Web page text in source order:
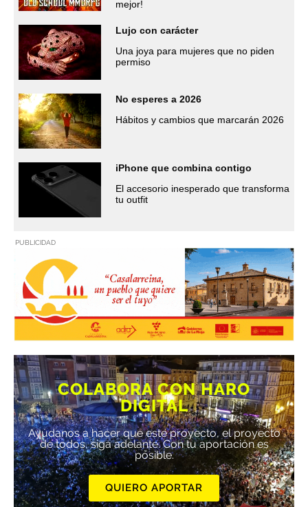
mejor!
Lujo con carácter
Una joya para mujeres que no piden
permiso
No esperes a 2026
Hábitos y cambios que marcarán 2026
iPhone que combina contigo
El accesorio inesperado que transforma
tu outfit
PUBLICIDAD
COLABORA CON HARO
DIGITAL
Ayúdanos a hacer que este proyecto, el proyecto
de todos, siga adelante. Con tu aportación es
posible.
QUIERO APORTAR